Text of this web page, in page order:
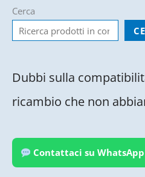
Cerca
Dubbi sulla
ricambio che non
Contattaci su WhatsApp